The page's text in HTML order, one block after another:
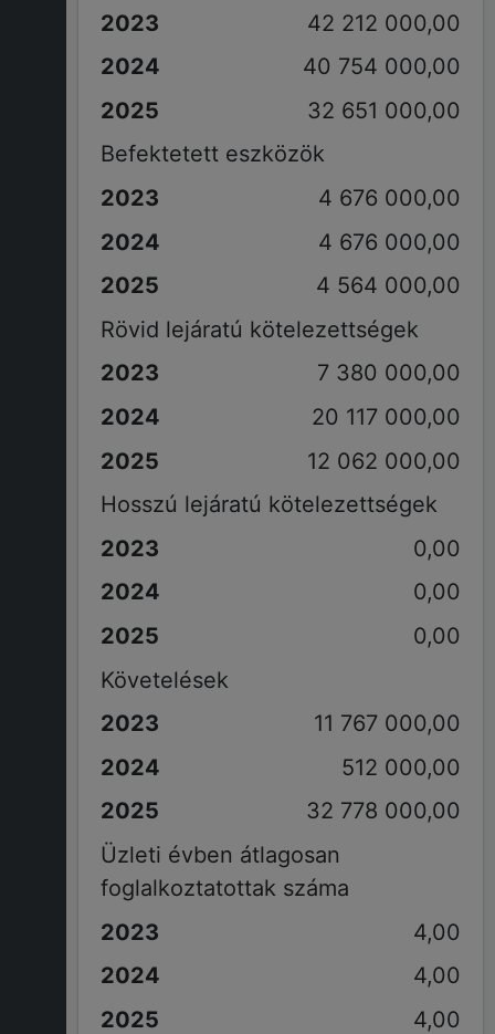
42 212 000,00
40 754 000,00
32 651 000,00
Befektetett eszközök
4 676 000,00
4 676 000,00
4 564 000,00
Rövid lejáratú kötelezettségek
7 380 000,00
20 117 000,00
12 062 000,00
Hosszú lejáratú kötelezettségek
0,00
0,00
0,00
Követelések
11 767 000,00
512 000,00
32 778 000,00
Üzleti évben átlagosan
foglalkoztatottak száma
4,00
4,00
4,00